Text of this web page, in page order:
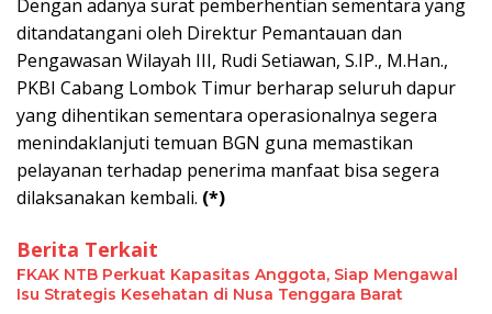
Dengan adanya surat pemberhentian sementara yang
ditandatangani oleh Direktur Pemantauan dan
Pengawasan Wilayah III, Rudi Setiawan, S.IP., M.Han.,
PKBI Cabang Lombok Timur berharap seluruh dapur
yang dihentikan sementara operasionalnya segera
menindaklanjuti temuan BGN guna memastikan
pelayanan terhadap penerima manfaat bisa segera
dilaksanakan kembali. (*)
Berita Terkait
FKAK NTB Perkuat Kapasitas Anggota, Siap Mengawal
Isu Strategis Kesehatan di Nusa Tenggara Barat